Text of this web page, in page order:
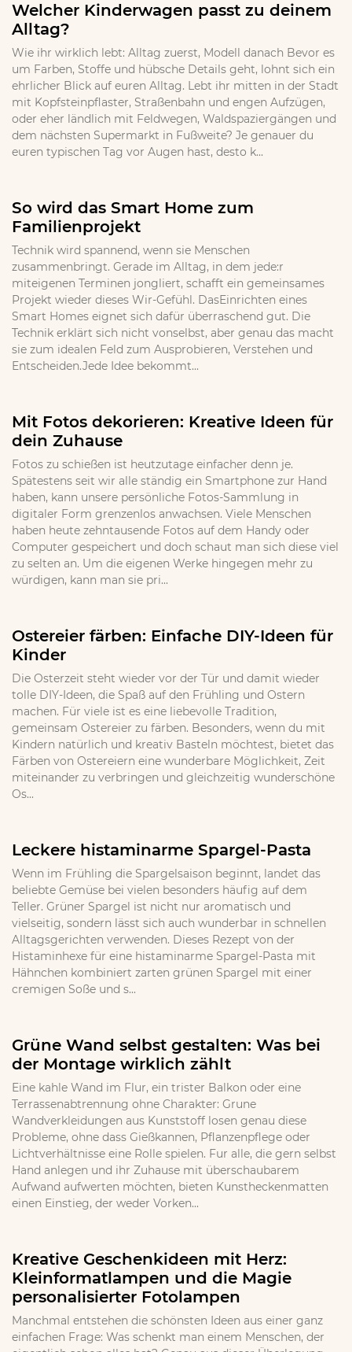
Welcher Kinderwagen passt zu deinem
Alltag?
Wie ihr wirklich lebt: Alltag zuerst, Modell danach Bevor es
um Farben, Stoffe und hübsche Details geht, lohnt sich ein
ehrlicher Blick auf euren Alltag. Lebt ihr mitten in der Stadt
mit Kopfsteinpflaster, Straßenbahn und engen Aufzügen,
oder eher ländlich mit Feldwegen, Waldspaziergängen und
dem nächsten Supermarkt in Fußweite? Je genauer du
euren typischen Tag vor Augen hast, desto k...
So wird das Smart Home zum
Familienprojekt
Technik wird spannend, wenn sie Menschen
zusammenbringt. Gerade im Alltag, in dem jede:r
miteigenen Terminen jongliert, schafft ein gemeinsames
Projekt wieder dieses Wir-Gefühl. DasEinrichten eines
Smart Homes eignet sich dafür überraschend gut. Die
Technik erklärt sich nicht vonselbst, aber genau das macht
sie zum idealen Feld zum Ausprobieren, Verstehen und
Entscheiden.Jede Idee bekommt...
Mit Fotos dekorieren: Kreative Ideen für
dein Zuhause
Fotos zu schießen ist heutzutage einfacher denn je.
Spätestens seit wir alle ständig ein Smartphone zur Hand
haben, kann unsere persönliche Fotos-Sammlung in
digitaler Form grenzenlos anwachsen. Viele Menschen
haben heute zehntausende Fotos auf dem Handy oder
Computer gespeichert und doch schaut man sich diese viel
zu selten an. Um die eigenen Werke hingegen mehr zu
würdigen, kann man sie pri...
Ostereier färben: Einfache DIY-Ideen für
Kinder
Die Osterzeit steht wieder vor der Tür und damit wieder
tolle DIY-Ideen, die Spaß auf den Frühling und Ostern
machen. Für viele ist es eine liebevolle Tradition,
gemeinsam Ostereier zu färben. Besonders, wenn du mit
Kindern natürlich und kreativ Basteln möchtest, bietet das
Färben von Ostereiern eine wunderbare Möglichkeit, Zeit
miteinander zu verbringen und gleichzeitig wunderschöne
Os...
Leckere histaminarme Spargel-Pasta
Wenn im Frühling die Spargelsaison beginnt, landet das
beliebte Gemüse bei vielen besonders häufig auf dem
Teller. Grüner Spargel ist nicht nur aromatisch und
vielseitig, sondern lässt sich auch wunderbar in schnellen
Alltagsgerichten verwenden. Dieses Rezept von der
Histaminhexe für eine histaminarme Spargel-Pasta mit
Hähnchen kombiniert zarten grünen Spargel mit einer
cremigen Soße und s...
Grüne Wand selbst gestalten: Was bei
der Montage wirklich zählt
Eine kahle Wand im Flur, ein trister Balkon oder eine
Terrassenabtrennung ohne Charakter: Grune
Wandverkleidungen aus Kunststoff losen genau diese
Probleme, ohne dass Gießkannen, Pflanzenpflege oder
Lichtverhältnisse eine Rolle spielen. Fur alle, die gern selbst
Hand anlegen und ihr Zuhause mit überschaubarem
Aufwand aufwerten möchten, bieten Kunstheckenmatten
einen Einstieg, der weder Vorken...
Kreative Geschenkideen mit Herz:
Kleinformatlampen und die Magie
personalisierter Fotolampen
Manchmal entstehen die schönsten Ideen aus einer ganz
einfachen Frage: Was schenkt man einem Menschen, der